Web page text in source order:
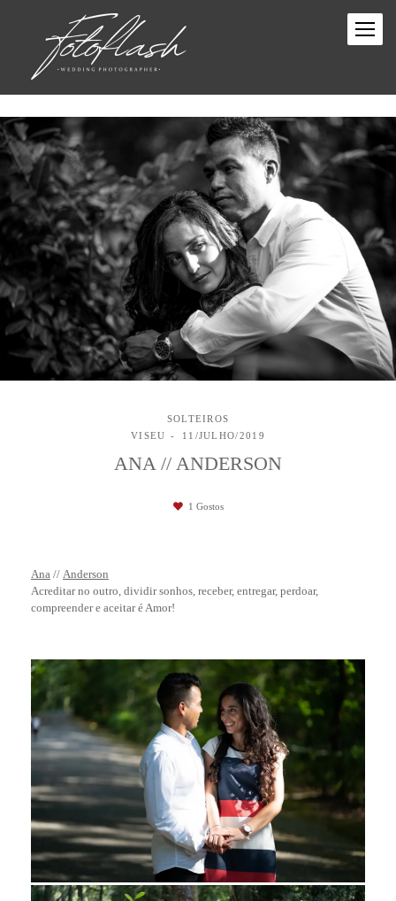
SOLTEIROS
VISEU
11/JULHO/2019
ANA // ANDERSON
1 Gostos
Ana // Anderson
Acreditar no outro, dividir sonhos, receber, entregar, perdoar,
compreender e aceitar é Amor!